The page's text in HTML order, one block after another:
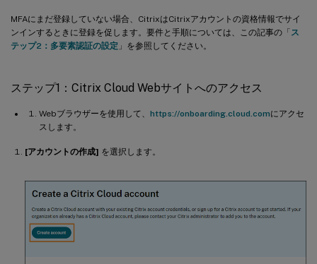
MFAにまだ登録していない場合、CitrixはCitrixアカウントの資格情報でサイ
ンインするときに登録を促します。要件と手順については、この記事の「 ス
テップ2：多要素認証の設定 」を参照してください。
ステップ1：Citrix Cloud Webサイトへのアクセス
Webブラウザーを使用して、 https://onboarding.cloud.comにアクセ
スします。
[アカウントの作成] を選択します。